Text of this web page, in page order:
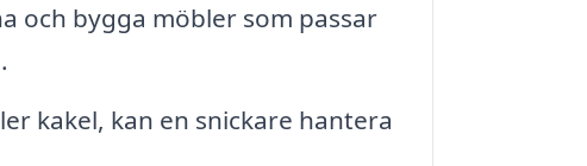
och bygga möbler som passar
kakel, kan en snickare hantera